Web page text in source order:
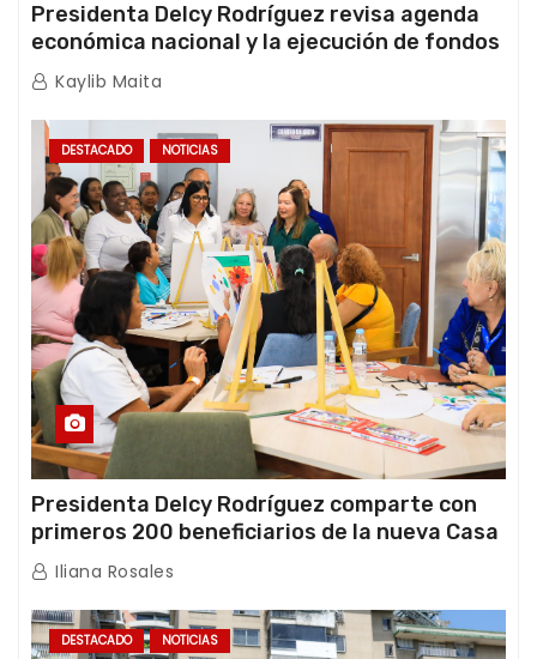
Presidenta Delcy Rodríguez revisa agenda
económica nacional y la ejecución de fondos
de emergencia post-sismos
Kaylib Maita
DESTACADO NOTICIAS
Presidenta Delcy Rodríguez comparte con
primeros 200 beneficiarios de la nueva Casa
de los Abuelos “La Primavera” en Caracas
Iliana Rosales
DESTACADO NOTICIAS